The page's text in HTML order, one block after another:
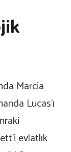
Marcia
Lucas’ı
evlatlık